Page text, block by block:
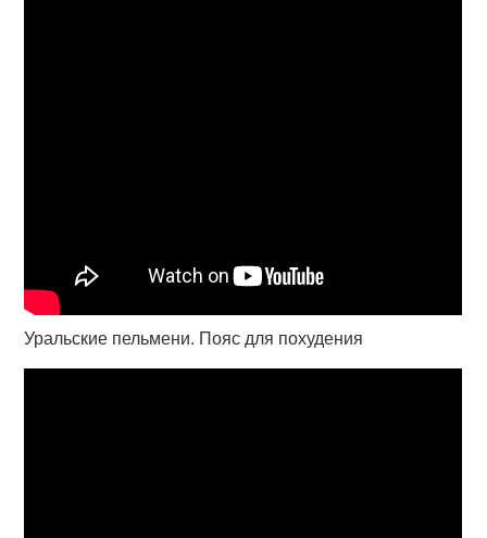
Уральские пельмени. Пояс для похудения